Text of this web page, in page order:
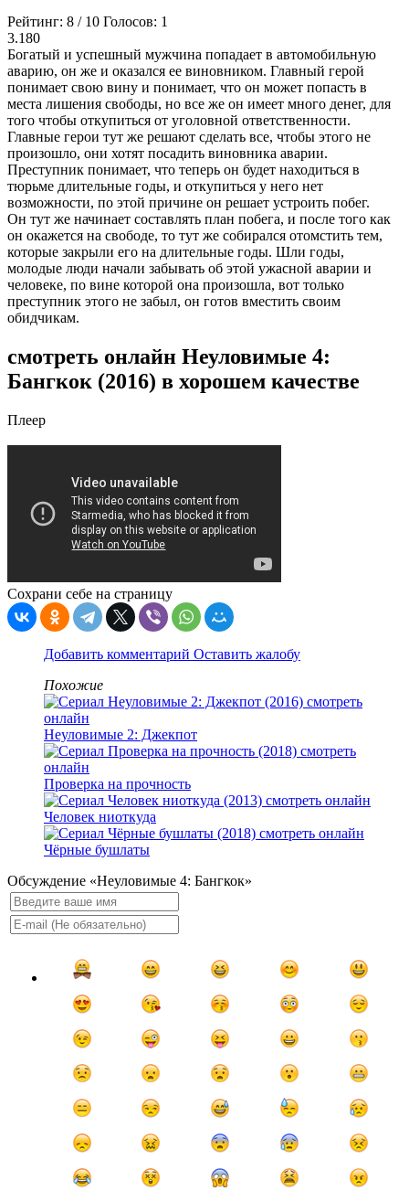
Рейтинг: 8 / 10 Голосов: 1
3.180
Богатый и успешный мужчина попадает в автомобильную
аварию, он же и оказался ее виновником. Главный герой
понимает свою вину и понимает, что он может попасть в
места лишения свободы, но все же он имеет много денег, для
того чтобы откупиться от уголовной ответственности.
Главные герои тут же решают сделать все, чтобы этого не
произошло, они хотят посадить виновника аварии.
Преступник понимает, что теперь он будет находиться в
тюрьме длительные годы, и откупиться у него нет
возможности, по этой причине он решает устроить побег.
Он тут же начинает составлять план побега, и после того как
он окажется на свободе, то тут же собирался отомстить тем,
которые закрыли его на длительные годы. Шли годы,
молодые люди начали забывать об этой ужасной аварии и
человеке, по вине которой она произошла, вот только
преступник этого не забыл, он готов вместить своим
обидчикам.
смотреть онлайн Неуловимые 4:
Бангкок (2016) в хорошем качестве
Плеер
Сохрани себе на страницу
Добавить комментарий Оставить жалобу
Похожие
Неуловимые 2: Джекпот
Проверка на прочность
Человек ниоткуда
Чёрные бушлаты
Обсуждение «Неуловимые 4: Бангкок»